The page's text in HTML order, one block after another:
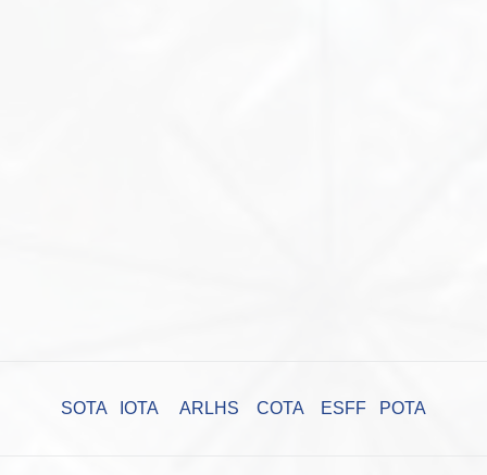
SOTA IOTA ARLHS COTA ESFF POTA